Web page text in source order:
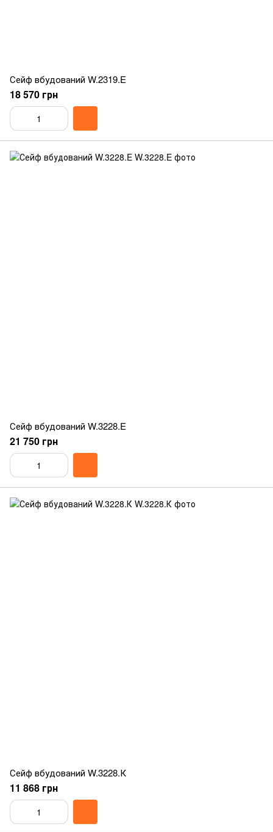
Сейф вбудований W.2319.E
18 570 грн
Сейф вбудований W.3228.E
21 750 грн
Сейф вбудований W.3228.К
11 868 грн